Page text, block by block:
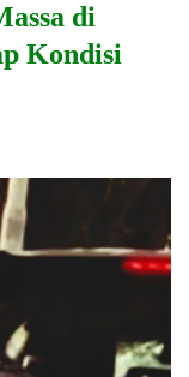
di
Kondisi